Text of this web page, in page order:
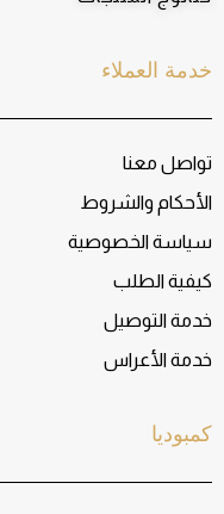
كمبوديا
خدمة العملاء
تواصل معنا
الأحكام والشروط
سياسة الخصوصية
كيفية الطلب
خدمة التوصيل
خدمة الأعراس